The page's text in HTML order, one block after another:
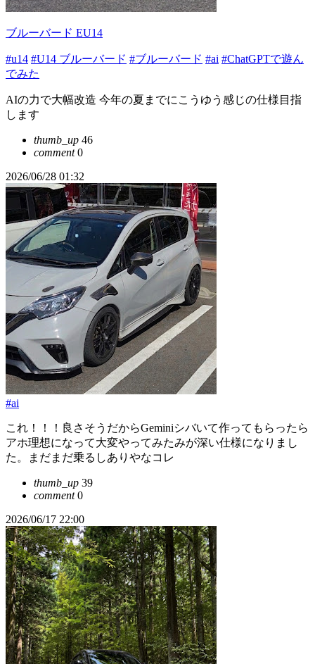
ブルーバード EU14
#u14 #U14 ブルーバード #ブルーバード #ai #ChatGPTで遊ん
でみた
AIの力で大幅改造 今年の夏までにこうゆう感じの仕様目指
します
thumb_up 46
comment0
2026/06/28 01:32
#ai
これ！！！良さそうだからGeminiシバいて作ってもらったら
アホ理想になって大変やってみたみが深い仕様になりまし
た。まだまだ乗るしありやなコレ
thumb_up 39
comment0
2026/06/17 22:00